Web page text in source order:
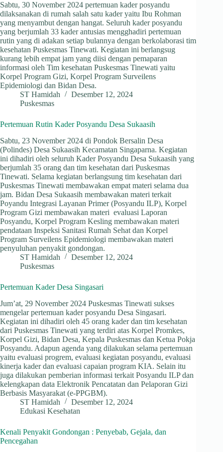
Sabtu, 30 November 2024 pertemuan kader posyandu
dilaksanakan di rumah salah satu kader yaitu Ibu Rohman
yang menyambut dengan hangat. Seluruh kader posyandu
yang berjumlah 33 kader antusias mengghadiri pertemuan
rutin yang di adakan setiap bulannya dengan berkolaborasi tim
kesehatan Puskesmas Tinewati. Kegiatan ini berlangsug
kurang lebih empat jam yang diisi dengan pemaparan
informasi oleh Tim kesehatan Puskesmas Tinewati yaitu
Korpel Program Gizi, Korpel Program Surveilens
Epidemiologi dan Bidan Desa.
ST Hamidah
Desember 12, 2024
Puskesmas
Pertemuan Rutin Kader Posyandu Desa Sukaasih
Sabtu, 23 November 2024 di Pondok Bersalin Desa
(Polindes) Desa Sukaasih Kecamatan Singaparna. Kegiatan
ini dihadiri oleh seluruh Kader Posyandu Desa Sukaasih yang
berjumlah 35 orang dan tim kesehatan dari Puskesmas
Tinewati. Selama kegiatan berlangsung tim kesehatan dari
Puskesmas Tinewati membawakan empat materi selama dua
jam. Bidan Desa Sukaasih membawakan materi terkait
Poyandu Integrasi Layanan Primer (Posyandu ILP), Korpel
Program Gizi membawakan materi evaluasi Laporan
Posyandu, Korpel Program Kesling membawakan materi
pendataan Inspeksi Sanitasi Rumah Sehat dan Korpel
Program Surveilens Epidemiologi membawakan materi
penyuluhan penyakit gondongan.
ST Hamidah
Desember 12, 2024
Puskesmas
Pertemuan Kader Desa Singasari
Jum’at, 29 November 2024 Puskesmas Tinewati sukses
mengelar pertemuan kader posyandu Desa Singasari.
Kegiatan ini dihadiri oleh 45 orang kader dan tim kesehatan
dari Puskesmas Tinewati yang terdiri atas Korpel Promkes,
Korpel Gizi, Bidan Desa, Kepala Puskesmas dan Ketua Pokja
Posyandu. Adapun agenda yang dilakukan selama pertemuan
yaitu evaluasi progrem, evaluasi kegiatan posyandu, evaluasi
kinerja kader dan evaluasi capaian program KIA. Selain itu
juga dilakukan pemberian informasi terkait Posyandu ILP dan
kelengkapan data Elektronik Pencatatan dan Pelaporan Gizi
Berbasis Masyarakat (e-PPGBM).
ST Hamidah
Desember 12, 2024
Edukasi Kesehatan
Kenali Penyakit Gondongan : Penyebab, Gejala, dan
Pencegahan